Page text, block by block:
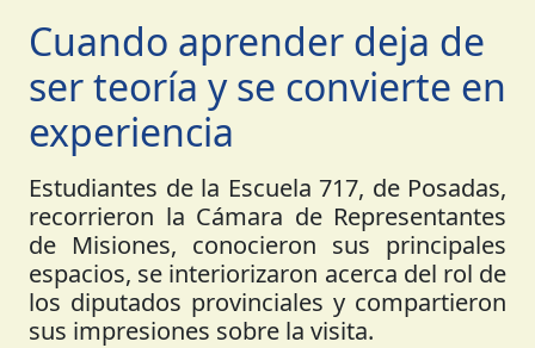
Cuando aprender deja de
ser teoría y se convierte en
experiencia
Estudiantes de la Escuela 717, de Posadas,
recorrieron la Cámara de Representantes
de Misiones, conocieron sus principales
espacios, se interiorizaron acerca del rol de
los diputados provinciales y compartieron
sus impresiones sobre la visita.